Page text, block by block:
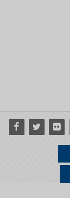
Facebook
Twitter Flickr